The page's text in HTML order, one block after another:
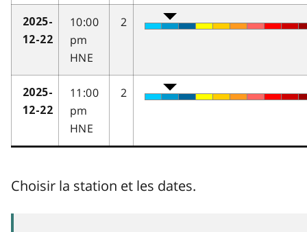
2025-
12-22
10:00
pm
HNE
2
2025-
12-22
11:00
pm
HNE
2
Choisir la station et les dates.